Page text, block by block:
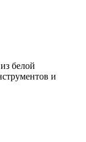
белой
и